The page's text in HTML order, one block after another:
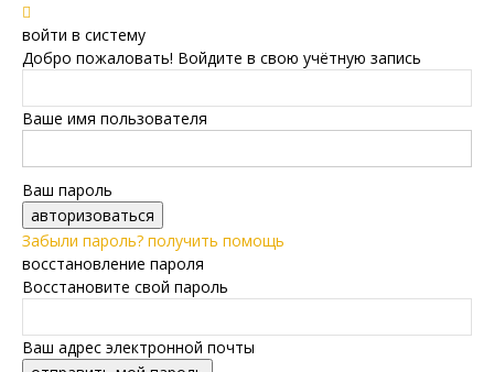
войти в систему
Добро пожаловать! Войдите в свою учётную запись
Ваше имя пользователя
Ваш пароль
Забыли пароль? получить помощь
восстановление пароля
Восстановите свой пароль
Ваш адрес электронной почты